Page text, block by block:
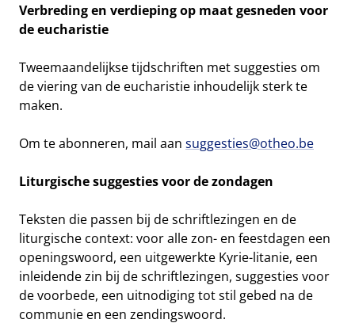
Verbreding en verdieping op maat gesneden voor
de eucharistie
Tweemaandelijkse tijdschriften met suggesties om
de viering van de eucharistie inhoudelijk sterk te
maken.
Om te abonneren, mail aan suggesties@otheo.be
Liturgische suggesties voor de zondagen
Teksten die passen bij de schriftlezingen en de
liturgische context: voor alle zon- en feestdagen een
openingswoord, een uitgewerkte Kyrie-litanie, een
inleidende zin bij de schriftlezingen, suggesties voor
de voorbede, een uitnodiging tot stil gebed na de
communie en een zendingswoord.